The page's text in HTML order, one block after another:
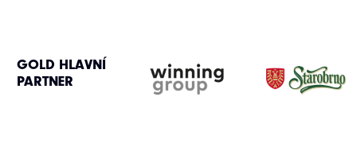
GOLD HLAVNÍ
PARTNER